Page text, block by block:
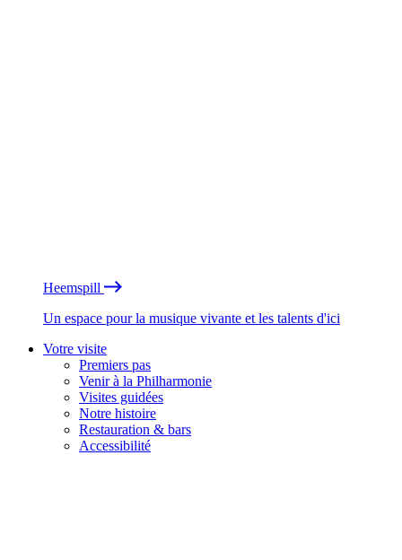
Heemspill
Un espace pour la musique vivante et les talents d'ici
Votre visite
Premiers pas
Venir à la Philharmonie
Visites guidées
Notre histoire
Restauration & bars
Accessibilité